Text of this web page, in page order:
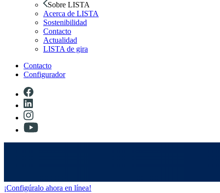
Sobre LISTA
Acerca de LISTA
Sostenibilidad
Contacto
Actualidad
LISTA de gira
Contacto
Configurador
¡Configúralo ahora en línea!